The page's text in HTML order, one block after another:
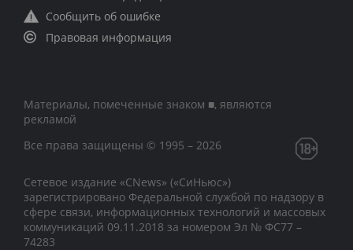
Сообщить об ошибке
Правовая информация
Материалы, помеченные знаком ■, являются
рекламой
Все права защищены © 1995 – 2026
Сетевое издание «CNews» («СиНьюс»)
зарегистрировано Федеральной службой по надзору в
сфере связи, информационных технологий и массовых
коммуникаций 09.11.2018 за номером Эл № ФС77 –
74283